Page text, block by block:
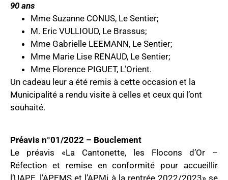
90 ans
Mme Suzanne CONUS, Le Sentier;
M. Eric VULLIOUD, Le Brassus;
Mme Gabrielle LEEMANN, Le Sentier;
Mme Marie Lise RENAUD, Le Sentier;
Mme Florence PIGUET, L’Orient.
Un cadeau leur a été remis à cette occasion et la
Municipalité a rendu visite à celles et ceux qui l’ont
souhaité.
Préavis n°01/2022 – Bouclement
Le préavis «La Cantonette, les Flocons d’Or –
Réfection et remise en conformité pour accueillir